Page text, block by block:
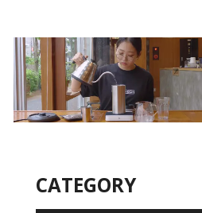
CATEGORY